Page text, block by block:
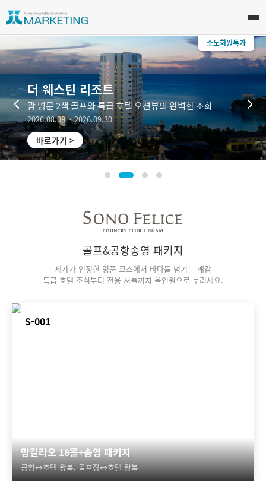
소노회원특가
더 웨스틴 리조트
괌 명문 2색 골프와 특급 호텔 오션뷰의 완벽한 조화
2026.08.09 ~ 2026.09.30
바로가기 >
‹ ›
골프&공항송영 패키지
세계가 인정한 명품 코스에서 바다를 넘기는 쾌감
특급 호텔 조식부터 전용 셔틀까지 올인원으로 누리세요.
S-001
망길라오 18홀+송영 패키지
공항↔호텔 왕복, 골프장↔호텔 왕복